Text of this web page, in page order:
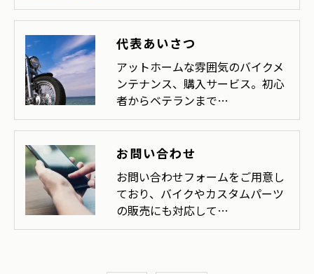
代表あいさつ
アットホームな雰囲気のバイクメ
ンテナンス、購入サービス。初心
者からベテランまで…
お問い合わせ
お問い合わせフォームをご用意し
ており、バイクやカスタムパーツ
の販売にも対応して…